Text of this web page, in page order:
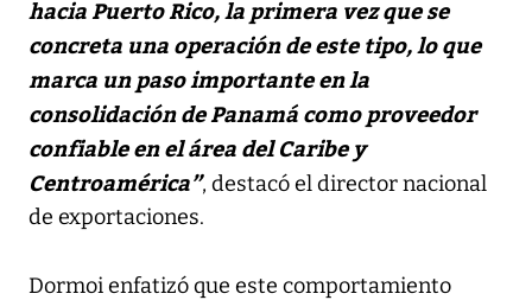
hacia Puerto Rico, la primera vez que se
concreta una operación de este tipo, lo que
marca un paso importante en la
consolidación de Panamá como proveedor
confiable en el área del Caribe y
Centroamérica”, destacó el director nacional
de exportaciones.
Dormoi enfatizó que este comportamiento